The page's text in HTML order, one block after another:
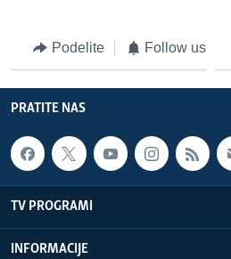
Podelite Follow us
PRATITE NAS
TV PROGRAMI
INFORMACIJE